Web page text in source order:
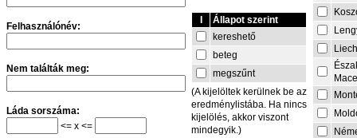
Felhasználónév:
Nem találták meg:
Láda sorszáma:
<= x <=
I
Állapot szerint
kereshető
beteg
megszűnt
(A kijelöltek kerülnek be az
eredménylistába. Ha nincs
kijelölés, akkor viszont
mindegyik.)